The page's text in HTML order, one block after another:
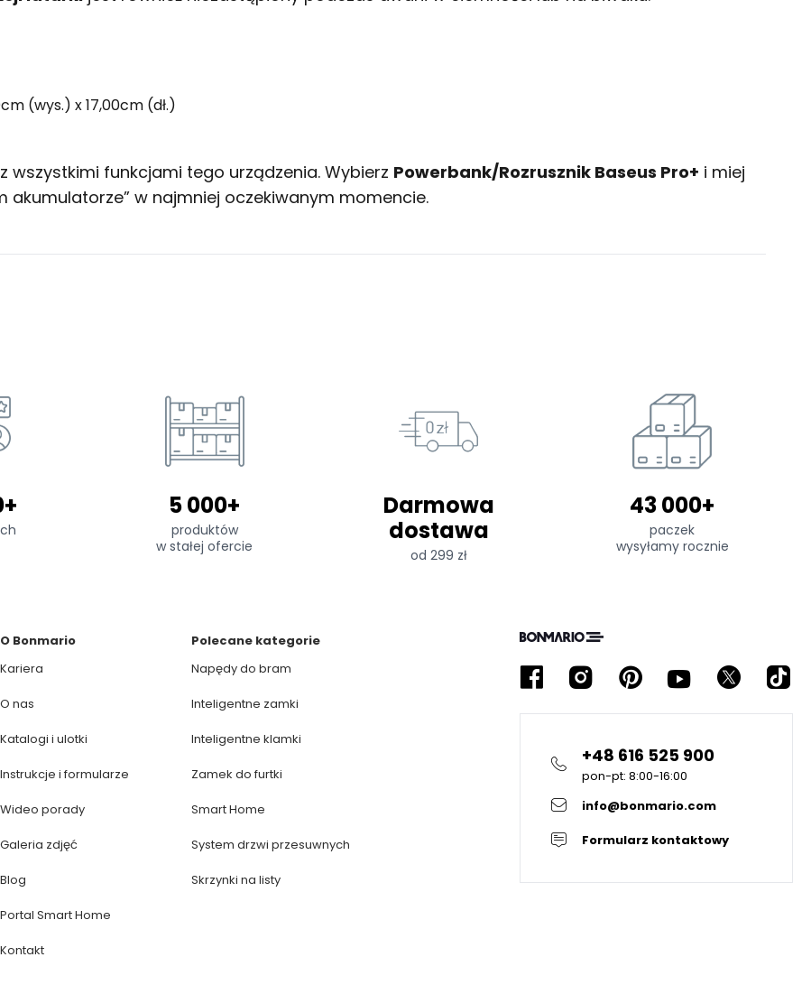
(wys.) x 17,00cm (dł.)
wszystkimi funkcjami tego urządzenia. Wybierz Powerbank/Rozrusznik Baseus Pro+ i miej
akumulatorze” w najmniej oczekiwanym momencie.
5 000+
produktów
w stałej ofercie
Darmowa
dostawa
od 299 zł
43 000+
paczek
wysyłamy rocznie
+48 616 525 900
pon-pt: 8:00-16:00
info@bonmario.com
Formularz kontaktowy
O Bonmario
Kariera
O nas
Katalogi i ulotki
Instrukcje i formularze
Wideo porady
Galeria zdjęć
Blog
Portal Smart Home
Kontakt
Polecane kategorie
Napędy do bram
Inteligentne zamki
Inteligentne klamki
Zamek do furtki
Smart Home
System drzwi przesuwnych
Skrzynki na listy